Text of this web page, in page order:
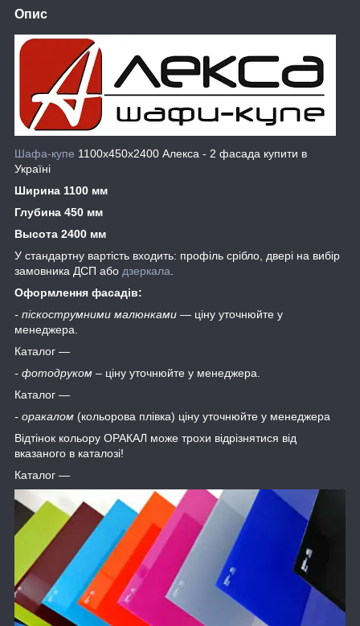
Опис
Шафа-купе 1100х450х2400 Алекса - 2 фасада купити в
Україні
Ширина 1100 мм
Глубина 450 мм
Высота 2400 мм
У стандартну вартість входить: профіль срібло, двері на вибір
замовника ДСП або дзеркала
Оформлення фасадів:
- піскострумними малюнками ― ціну уточнюйте у
менеджера.
Каталог ―
- фотодруком – ціну уточнюйте у менеджера.
Каталог ―
- оракалом (кольорова плівка) ціну уточнюйте у менеджера
Відтінок кольору ОРАКАЛ може трохи відрізнятися від
вказаного в каталозі!
Каталог ―